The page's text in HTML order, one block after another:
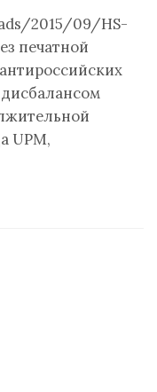
2015/09/HS-
печатной
UPM,